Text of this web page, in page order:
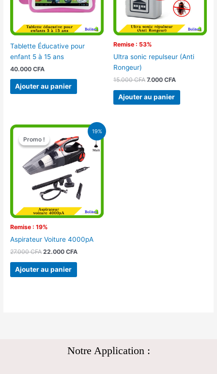
Tablette Éducative pour
enfant 5 à 15 ans
40.000CFA
Ajouter au panier
Remise : 53%
Ultra sonic repulseur (Anti
Rongeur)
15.000CFA 7.000 CFA
Ajouter au panier
19%
Promo !
Remise : 19%
Promo !
Aspirateur Voiture 4000pA
27.000CFA
Le
prix
initial
était :
27.000 CFA.
22.000CFA
Le
prix
actuel
est :
22.000 CFA.
Ajouter au panier
Notre Application :